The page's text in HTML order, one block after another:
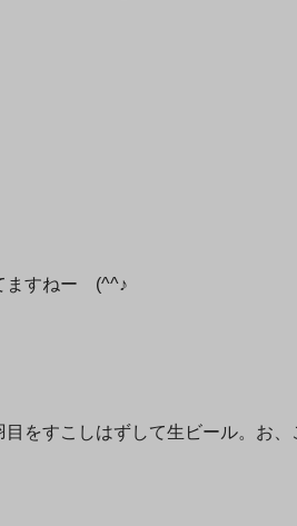
ますねー (^^♪
をすこしはずして生ビール。お、